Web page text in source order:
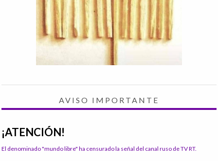
AVISO IMPORTANTE
¡ATENCIÓN!
El denominado "mundo libre" ha censurado la señal del canal ruso de TV RT.